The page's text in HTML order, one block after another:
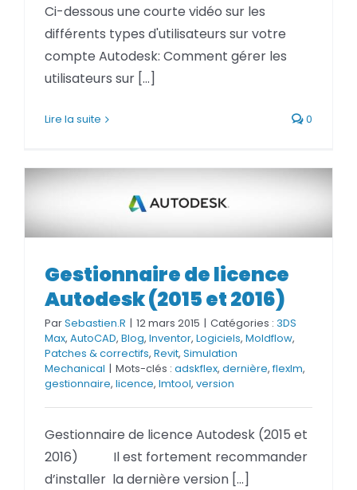
Ci-dessous une courte vidéo sur les
différents types d'utilisateurs sur votre
compte Autodesk: Comment gérer les
utilisateurs sur [...]
Lire la suite 0
Gestionnaire de licence
Autodesk (2015 et 2016)
Gestionnaire de licence
Autodesk (2015 et 2016)
ParSebastien.R | 12 mars 2015 | Catégories : 3DS
Max, AutoCAD, Blog, Inventor, Logiciels, Moldflow,
Patches & correctifs, Revit, Simulation
Mechanical | Mots-clés : adskflex, dernière,flexlm,
gestionnaire, licence, lmtool, version
Gestionnaire de licence Autodesk (2015 et
2016) Il est fortement recommander
d’installer la dernière version [...]